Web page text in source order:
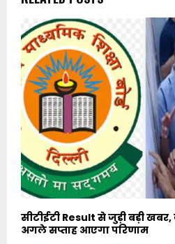
सीटीईटी Result से जुड़ी बड़ी
अगले सप्ताह आएगा परिणाम